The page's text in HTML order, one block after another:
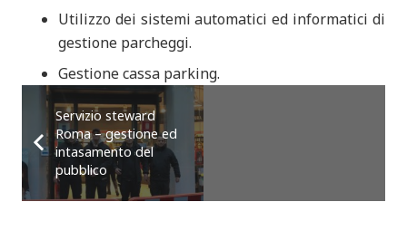
Utilizzo dei sistemi automatici ed informatici di
gestione parcheggi.
Gestione cassa parking.
Servizio steward
Roma – gestione ed
intasamento del
pubblico